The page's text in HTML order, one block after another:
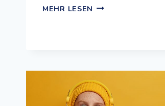
MEHR LESEN WUNDERWIGWAM:
SPASS A
M M